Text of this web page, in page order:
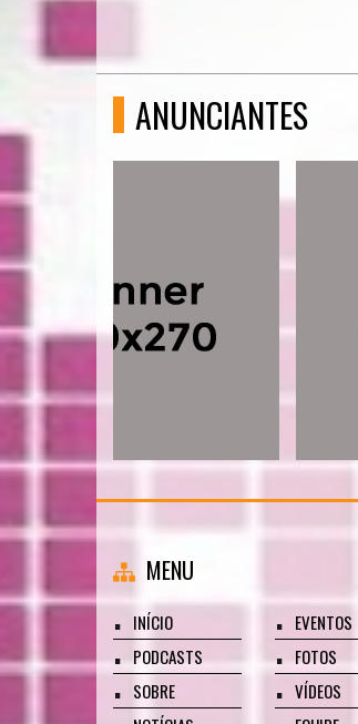
ANUNCIANTES
MENU
INÍCIO
PODCASTS
SOBRE
EVENTOS
FOTOS
VÍDEOS